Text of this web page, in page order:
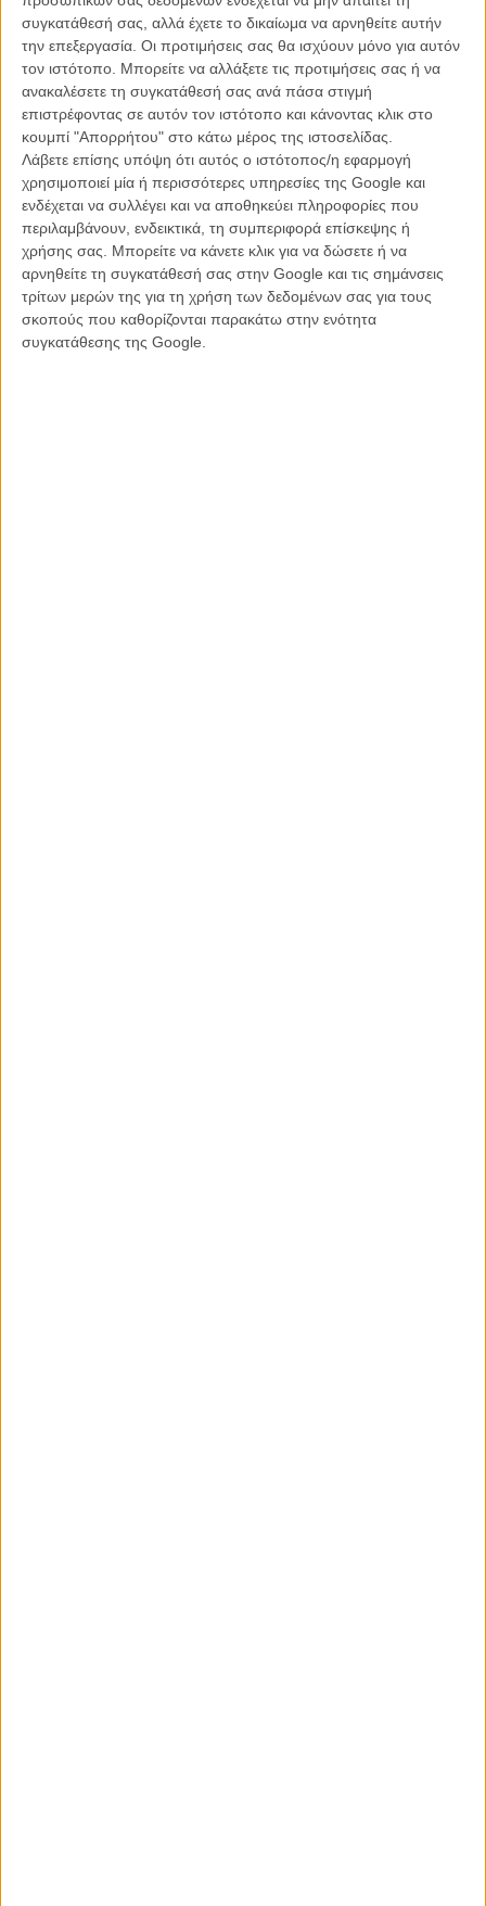
συγκατάθεσή σας, αλλά έχετε το δικαίωμα να αρνηθείτε αυτήν
την επεξεργασία. Οι προτιμήσεις σας θα ισχύουν μόνο για αυτόν
τον ιστότοπο. Μπορείτε να αλλάξετε τις προτιμήσεις σας ή να
ανακαλέσετε τη συγκατάθεσή σας ανά πάσα στιγμή
επιστρέφοντας σε αυτόν τον ιστότοπο και κάνοντας κλικ στο
κουμπί "Απορρήτου" στο κάτω μέρος της ιστοσελίδας.
Λάβετε επίσης υπόψη ότι αυτός ο ιστότοπος/η εφαρμογή
χρησιμοποιεί μία ή περισσότερες υπηρεσίες της Google και
ενδέχεται να συλλέγει και να αποθηκεύει πληροφορίες που
περιλαμβάνουν, ενδεικτικά, τη συμπεριφορά επίσκεψης ή
χρήσης σας. Μπορείτε να κάνετε κλικ για να δώσετε ή να
αρνηθείτε τη συγκατάθεσή σας στην Google και τις σημάνσεις
τρίτων μερών της για τη χρήση των δεδομένων σας για τους
σκοπούς που καθορίζονται παρακάτω στην ενότητα
συγκατάθεσης της Google.
Δείτε παρακάτω και μερικές αινιγματικές και εντυπωσιακές
φωτογραφίες από τα γυρίσματα της ταινίας στο Σίντνεϊ: